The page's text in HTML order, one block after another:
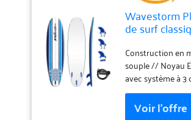
Wavestorm
de surf
mousse à
souple de 2,1
débutants et
niveaux de
comprend une
et plusieurs
Construction en
souple // Noyau
avec système à
Revêtement de
d'eau souple
pont supérieur et